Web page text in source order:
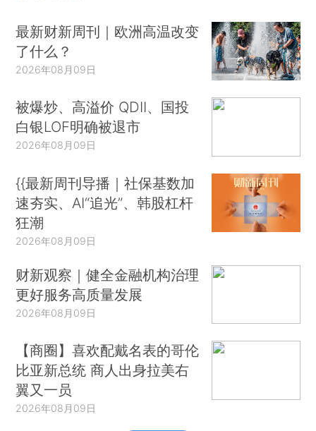
最新财新周刊｜欧洲高温改变
了什么？
2026年08月09日
被爆炒、高溢价 QDII、国投
白银LOF明确被退市
2026年08月09日
{{最新周刊导播｜社保基数加
速夯实、AI“追光”、韩股杠杆
狂潮
2026年08月09日
财新观察｜健全金融机构治理
更好服务高质量发展
2026年08月09日
【商圈】喜欢配戴名表的哥伦
比亚新总统 商人出身拉美右
翼又一员
2026年08月09日